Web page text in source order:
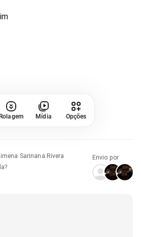
Mídia Opções
Sarinana Rivera
Envio por